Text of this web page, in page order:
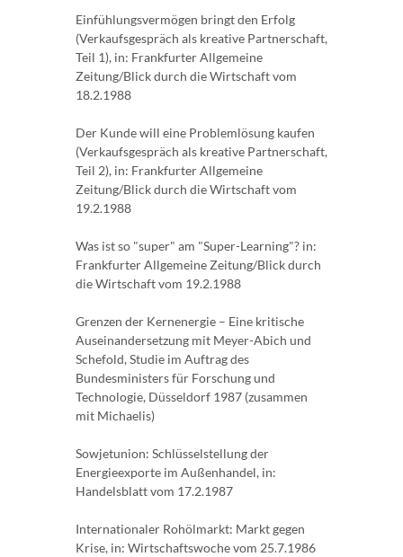
Einfühlungsvermögen bringt den Erfolg
(Verkaufsgespräch als kreative Partnerschaft,
Teil 1), in: Frankfurter Allgemeine
Zeitung/Blick durch die Wirtschaft vom
18.2.1988
Der Kunde will eine Problemlösung kaufen
(Verkaufsgespräch als kreative Partnerschaft,
Teil 2), in: Frankfurter Allgemeine
Zeitung/Blick durch die Wirtschaft vom
19.2.1988
Was ist so "super" am "Super-Learning"? in:
Frankfurter Allgemeine Zeitung/Blick durch
die Wirtschaft vom 19.2.1988
Grenzen der Kernenergie – Eine kritische
Auseinandersetzung mit Meyer-Abich und
Schefold, Studie im Auftrag des
Bundesministers für Forschung und
Technologie, Düsseldorf 1987 (zusammen
mit Michaelis)
Sowjetunion: Schlüsselstellung der
Energieexporte im Außenhandel, in:
Handelsblatt vom 17.2.1987
Internationaler Rohölmarkt: Markt gegen
Krise, in: Wirtschaftswoche vom 25.7.1986